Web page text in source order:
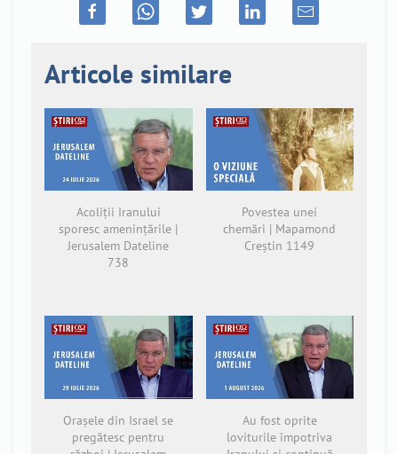
Articole similare
Acoliții Iranului
sporesc amenințările |
Jerusalem Dateline
738
Povestea unei
chemări | Mapamond
Creștin 1149
Orașele din Israel se
pregătesc pentru
Au fost oprite
loviturile împotriva